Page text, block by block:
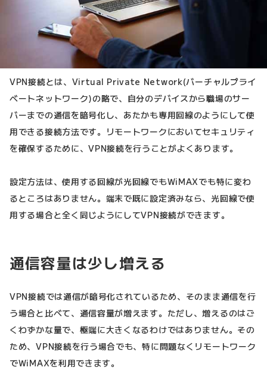
VPN接続とは、Virtual Private Network(バーチャルプライ
ベートネットワーク)の略で、自分のデバイスから職場のサー
バーまでの通信を暗号化し、あたかも専用回線のようにして使
用できる接続方法です。リモートワークにおいてセキュリティ
を確保するために、VPN接続を行うことがよくあります。
設定方法は、使用する回線が光回線でもWiMAXでも特に変わ
るところはありません。端末で既に設定済みなら、光回線で使
用する場合と全く同じようにしてVPN接続ができます。
通信容量は少し増える
VPN接続では通信が暗号化されているため、そのまま通信を行
う場合と比べて、通信容量が増えます。ただし、増えるのはご
くわずかな量で、極端に大きくなるわけではありません。その
ため、VPN接続を行う場合でも、特に問題なくリモートワーク
でWiMAXを利用できます。